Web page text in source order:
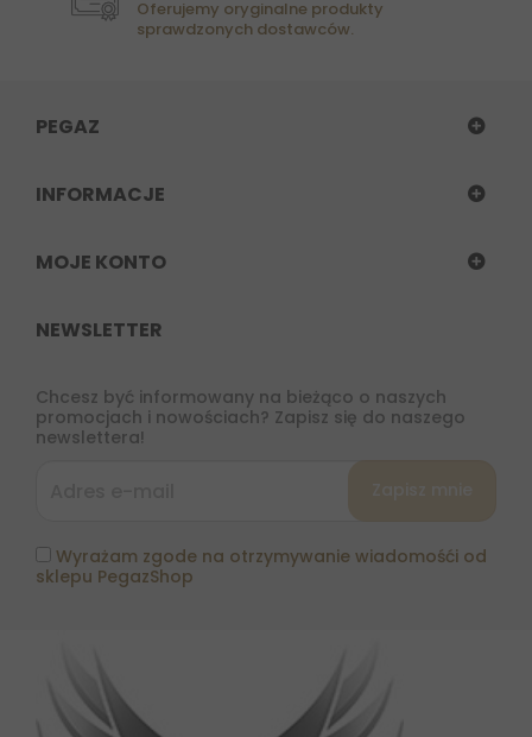
Oferujemy oryginalne produkty
sprawdzonych dostawców.
PEGAZ
INFORMACJE
MOJE KONTO
NEWSLETTER
Chcesz być informowany na bieżąco o naszych
promocjach i nowościach? Zapisz się do naszego
newslettera!
Wyrażam zgode na otrzymywanie wiadomośći od
sklepu PegazShop